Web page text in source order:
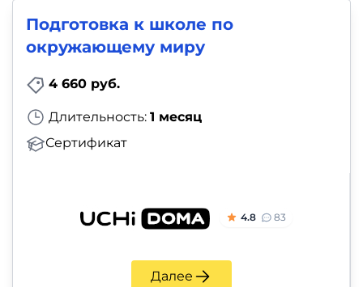
Подготовка к школе по
окружающему миру
4 660 руб.
Длительность: 1 месяц
Сертификат
4.8 83
Далее